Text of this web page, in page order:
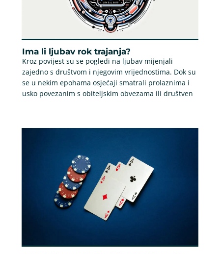
Ima li ljubav rok trajanja?
Kroz povijest su se pogledi na ljubav mijenjali
zajedno s društvom i njegovim vrijednostima. Dok su
se u nekim epohama osjećaji smatrali prolaznima i
usko povezanim s obiteljskim obvezama ili društven